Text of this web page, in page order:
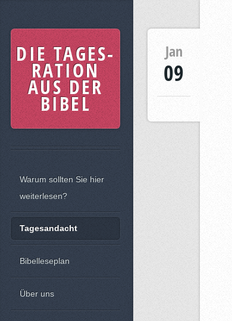
Jan
09
DIE TAGES-
RATION
AUS DER
BIBEL
Warum sollten Sie hier
weiterlesen?
Tagesandacht
Bibelleseplan
Über uns